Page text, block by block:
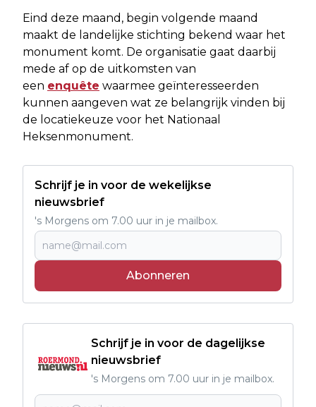
Eind deze maand, begin volgende maand
maakt de landelijke stichting bekend waar het
monument komt. De organisatie gaat daarbij
mede af op de uitkomsten van
een enquête waarmee geïnteresseerden
kunnen aangeven wat ze belangrijk vinden bij
de locatiekeuze voor het Nationaal
Heksenmonument.
Schrijf je in voor de wekelijkse
nieuwsbrief
's Morgens om 7.00 uur in je mailbox.
Abonneren
Schrijf je in voor de dagelijkse
nieuwsbrief
's Morgens om 7.00 uur in je mailbox.